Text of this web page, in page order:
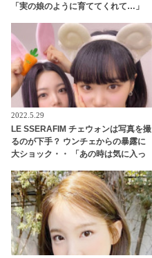
「実の娘のように育ててくれて…」
ティブな話題にも臆せず堂々とした
姿を見せる彼女に称賛の声
2022.5.29
LE SSERAFIM チェウォンは写真を撮
るのが下手？ ウンチェからの暴露に
大ショック・・ 「あの時は気に入っ